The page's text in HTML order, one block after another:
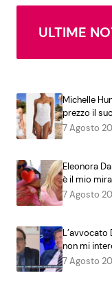
ULTIME
Michelle
prezzo il
7 Agosto
Eleonora
è il mio
7 Agosto
L’avvocato
non mi
7 Agosto